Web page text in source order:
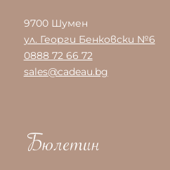
9700 Шумен
ул. Георги Бенковски №6
0888 72 66 72
sales@cadeau.bg
Бюлетин